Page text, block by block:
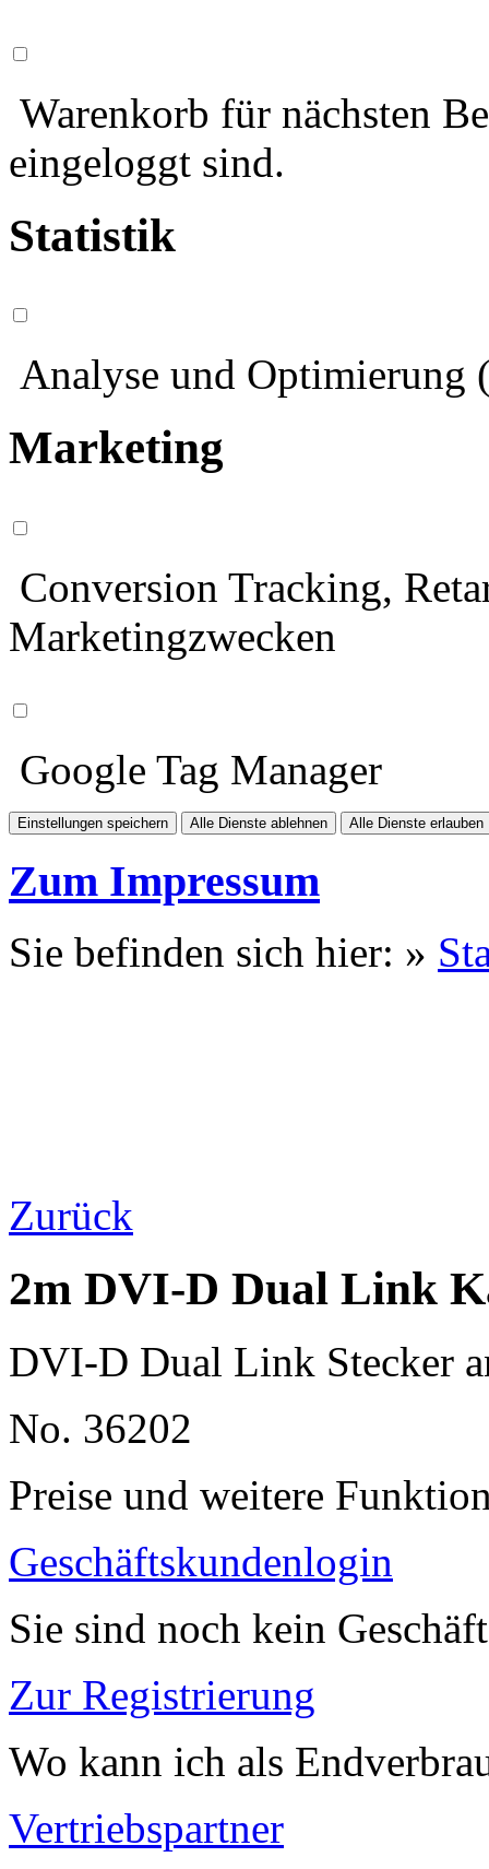
Warenkorb für nächsten
eingeloggt sind.
Statistik
Analyse und Optimierung
Marketing
Conversion Tracking,
Marketingzwecken
Google Tag Manager
Einstellungen speichern Alle Dienste ablehnen Alle Dienste erlauben
Zum Impressum
Sie befinden sich hier: »
Zurück
2m DVI-D Dual Link
DVI-D Dual Link Stecker
No. 36202
Preise und weitere
Geschäftskundenlogin
Sie sind noch kein
Zur Registrierung
Wo kann ich als
Vertriebspartner